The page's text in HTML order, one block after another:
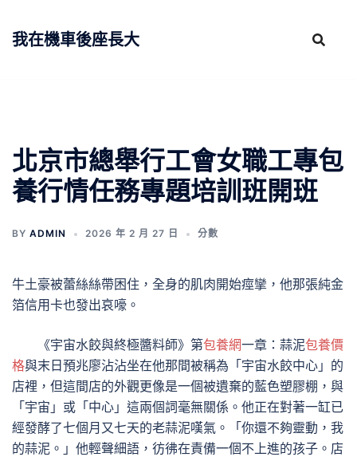
我在機車後座長大
北京市總舉行工會女職工專包
養行情任務專題培訓班開班
BY ADMIN 2026 年 2 月 27 日 分數
牛土豪被蕾絲絲帶困住，全身的肌肉開始痙攣，他那張純金
箔信用卡也發出哀嚎。
《宇宙水餃與終極醬料師》第包養網一章：蒜泥包養價
格與末日預兆廖沾沾坐在他那間被稱為「宇宙水餃中心」的
店裡，但這間店的外觀更像是一個被遺棄的藍色塑膠棚，與
「宇宙」或「中心」這兩個詞毫無關係。他正在對著一缸已
經發酵了七個月又七天的老蒜泥嘆氣。「你還不夠靈動，我
的蒜泥。」他輕聲細語，彷彿在責備一個不上進的孩子。店